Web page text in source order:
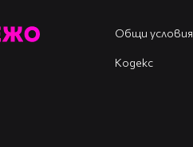
Общи условия
Кодекс